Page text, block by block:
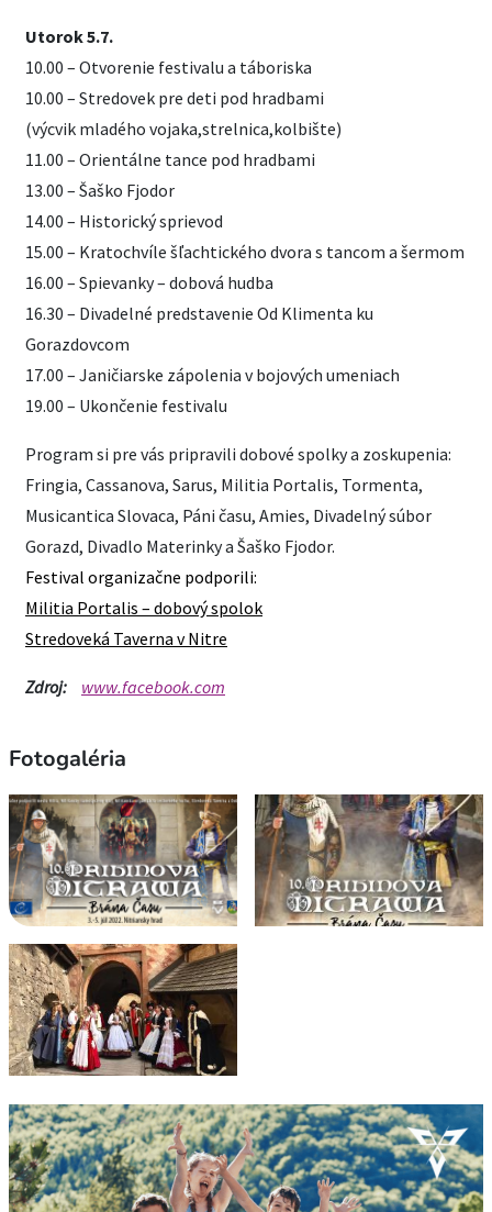
Utorok 5.7.
10.00 – Otvorenie festivalu a táboriska
10.00 – Stredovek pre deti pod hradbami
(výcvik mladého vojaka,strelnica,kolbište)
11.00 – Orientálne tance pod hradbami
13.00 – Šaško Fjodor
14.00 – Historický sprievod
15.00 – Kratochvíle šľachtického dvora s tancom a šermom
16.00 – Spievanky – dobová hudba
16.30 – Divadelné predstavenie Od Klimenta ku
Gorazdovcom
17.00 – Janičiarske zápolenia v bojových umeniach
19.00 – Ukončenie festivalu
Program si pre vás pripravili dobové spolky a zoskupenia:
Fringia, Cassanova, Sarus, Militia Portalis, Tormenta,
Musicantica Slovaca, Páni času, Amies, Divadelný súbor
Gorazd, Divadlo Materinky a Šaško Fjodor.
Festival organizačne podporili:
Militia Portalis – dobový spolok
Stredoveká Taverna v Nitre
Zdroj: www.facebook.com
Fotogaléria